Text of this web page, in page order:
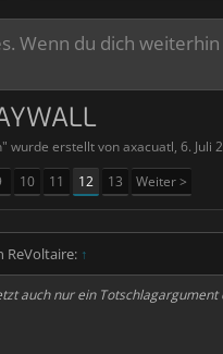
Wenn du dich
" wurde erstellt vonaxacuatl, 6. Juli
10 11 12 13 Weiter >
ReVoltaire: ↑
auch nur ein Totschlagargument